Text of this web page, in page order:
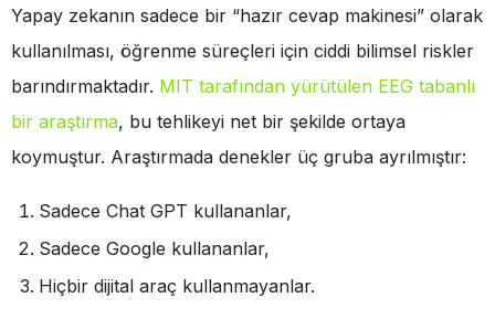
Yapay zekanın sadece bir “hazır cevap makinesi” olarak
kullanılması, öğrenme süreçleri için ciddi bilimsel riskler
barındırmaktadır. MIT tarafından yürütülen EEG tabanlı
bir araştırma, bu tehlikeyi net bir şekilde ortaya
koymuştur. Araştırmada denekler üç gruba ayrılmıştır:
Sadece Chat GPT kullananlar,
Sadece Google kullananlar,
Hiçbir dijital araç kullanmayanlar.